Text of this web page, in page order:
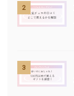
2
3